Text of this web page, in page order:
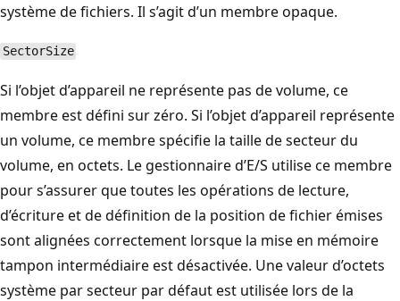
système de fichiers. Il s’agit d’un membre opaque.
SectorSize
Si l’objet d’appareil ne représente pas de volume, ce
membre est défini sur zéro. Si l’objet d’appareil représente
un volume, ce membre spécifie la taille de secteur du
volume, en octets. Le gestionnaire d’E/S utilise ce membre
pour s’assurer que toutes les opérations de lecture,
d’écriture et de définition de la position de fichier émises
sont alignées correctement lorsque la mise en mémoire
tampon intermédiaire est désactivée. Une valeur d’octets
système par secteur par défaut est utilisée lors de la